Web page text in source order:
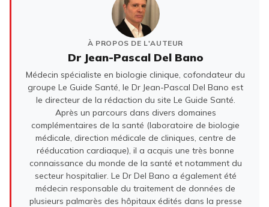
À PROPOS DE L'AUTEUR
Dr Jean-Pascal Del Bano
Médecin spécialiste en biologie clinique, cofondateur du
groupe Le Guide Santé, le Dr Jean-Pascal Del Bano est
le directeur de la rédaction du site Le Guide Santé.
Après un parcours dans divers domaines
complémentaires de la santé (laboratoire de biologie
médicale, direction médicale de cliniques, centre de
rééducation cardiaque), il a acquis une très bonne
connaissance du monde de la santé et notamment du
secteur hospitalier. Le Dr Del Bano a également été
médecin responsable du traitement de données de
plusieurs palmarès des hôpitaux édités dans la presse